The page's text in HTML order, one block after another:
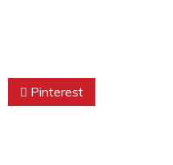
Pinterest